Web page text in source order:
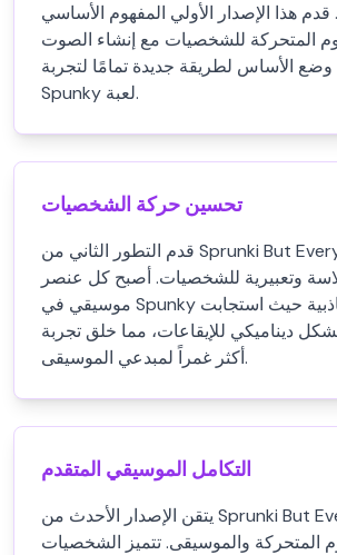
قدم هذا الإصدار الأولي المفهوم الأساسي
المتحركة للشخصيات مع إنشاء الصوت
وضع الأساس لطريقة جديدة تمامًا لتجربة
Spunky لعبة.
تحسين حركة الشخصيات
قدم التطور الثاني من Sprunki But Everyone is Alive
وتعبيرية للشخصيات. أصبح كل عنصر
موسيقي في Spunky لعبة أكثر جاذبية حيث استجابت
ديناميكي للإيقاعات، مما خلق تجربة
أكثر غمراً لمبدعي الموسيقى.
التكامل الموسيقي المتقدم
يتقن الإصدار الأحدث من Sprunki But Everyone is Alive
المتحركة والموسيقى. تتميز الشخصيات